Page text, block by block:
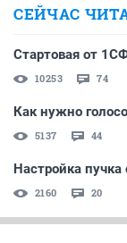
СЕЙЧАС
Стартовая от
10253 74
Как нужно
5137 44
Настройка пучка
2160 20